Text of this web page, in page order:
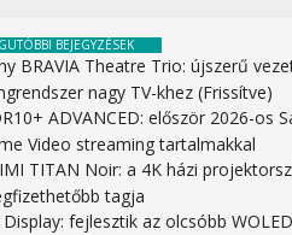
BEJEGYZÉSEK
BRAVIA Theatre Trio: újszerű
nagy TV-khez (Frissítve)
ADVANCED: először 2026-os
Video streaming tartalmakkal
TITAN Noir: a 4K házi
tagja
Display: fejlesztik az olcsóbb